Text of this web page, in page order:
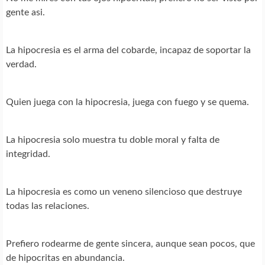
gente asi.
La hipocresia es el arma del cobarde, incapaz de soportar la
verdad.
Quien juega con la hipocresia, juega con fuego y se quema.
La hipocresia solo muestra tu doble moral y falta de
integridad.
La hipocresia es como un veneno silencioso que destruye
todas las relaciones.
Prefiero rodearme de gente sincera, aunque sean pocos, que
de hipocritas en abundancia.